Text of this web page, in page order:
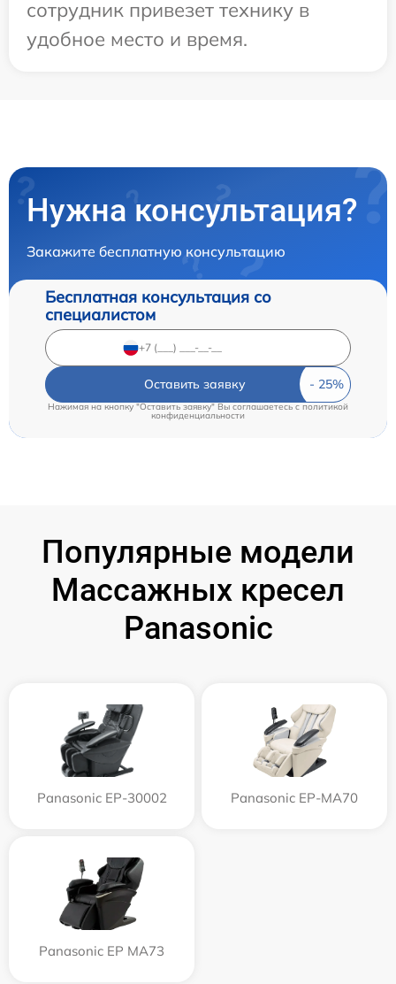
сотрудник привезет технику в
удобное место и время.
Нужна консультация?
Закажите бесплатную консультацию
Бесплатная консультация со
специалистом
Оставить заявку
Нажимая на кнопку "Оставить заявку" Вы соглашаетесь cполитикой
конфиденциальности
Популярные модели
Массажных кресел
Panasonic
Panasonic EP-30002 Panasonic EP-MA70
Panasonic EP MA73